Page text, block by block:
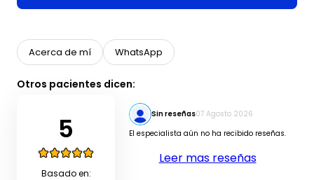
Acerca de mí WhatsApp
Otros pacientes dicen:
5
Basado en:
Sin reseñas07 Agosto 2026
El especialista aún no ha recibido reseñas.
Leer mas reseñas